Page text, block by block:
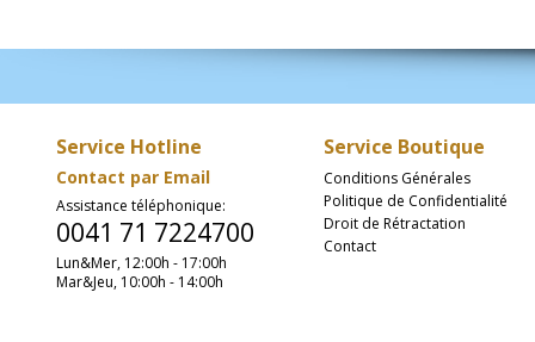
Service Hotline
Contact par Email
Assistance téléphonique:
0041 71 7224700
Lun&Mer, 12:00h - 17:00h
Mar&Jeu, 10:00h - 14:00h
Service Boutique
Conditions Générales
Politique de Confidentialité
Droit de Rétractation
Contact